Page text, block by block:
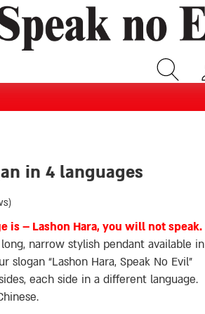
in 4 languages
is – Lashon Hara, you will not speak.
narrow stylish pendant available in
“Lashon Hara, Speak No Evil”
each side in a different language.